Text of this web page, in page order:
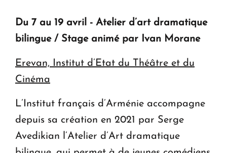
Du 7 au 19 avril - Atelier d’art dramatique
bilingue / Stage animé par Ivan Morane
Erevan, Institut d’Etat du Théâtre et du
Cinéma
L’Institut français d’Arménie accompagne
depuis sa création en 2021 par Serge
Avedikian l’Atelier d’Art dramatique